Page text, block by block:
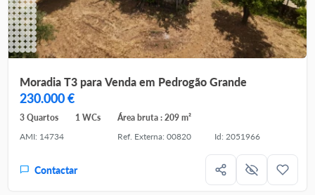
Moradia T3 para Venda em Pedrogão Grande
230.000 €
3 Quartos 1 WCs
Área bruta : 209 m²
AMI: 14734
Ref. Externa: 00820 Id: 2051966
Contactar